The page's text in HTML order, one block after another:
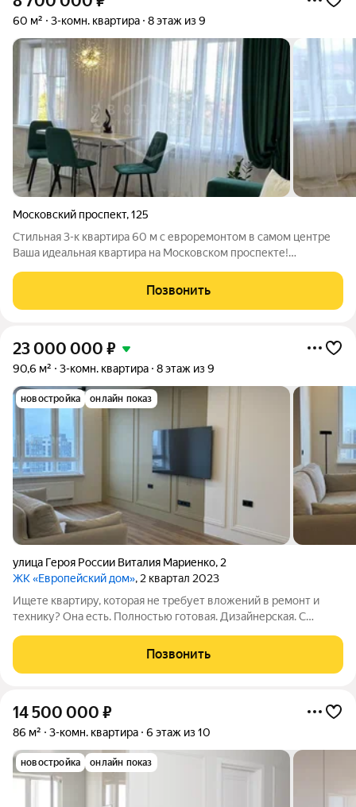
60 м² 3-комн. квартира 8 этаж из 9
Московский проспект,125
Стильная 3-к квартира 60 м с евроремонтом в самом центре
Ваша идеальная квартира на Московском проспекте!
качественным современным ремонтом. Это предложение для
тех, кто ценит комфорт, эстетику
Позвонить
23 000 000 ₽
90,6 м² 3-комн. квартира 8 этаж из 9
новостройка онлайн показ
улица Героя России Виталия Мариенко, 2
ЖК «Европейский дом», 2 квартал 2023
Ищете квартиру, которая не требует вложений в ремонт и
технику? Она есть. Полностью готовая. Дизайнерская. С
ремонтом, а образец европланировки, где каждый сантиметр
работает на комфорт. В основе
Позвонить
14 500 000 ₽
86 м² 3-комн. квартира 6 этаж из 10
новостройка онлайн показ